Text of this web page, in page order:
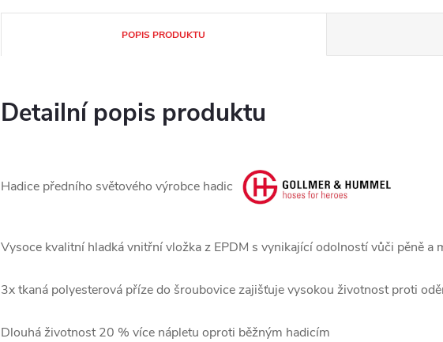
POPIS PRODUKTU
Detailní popis produktu
Hadice předního světového výrobce hadic
Vysoce kvalitní hladká vnitřní vložka z EPDM s vynikající odolností vůči pěně a
3x tkaná polyesterová příze do šroubovice zajišťuje vysokou životnost proti
Dlouhá životnost 20 % více nápletu oproti běžným hadicím